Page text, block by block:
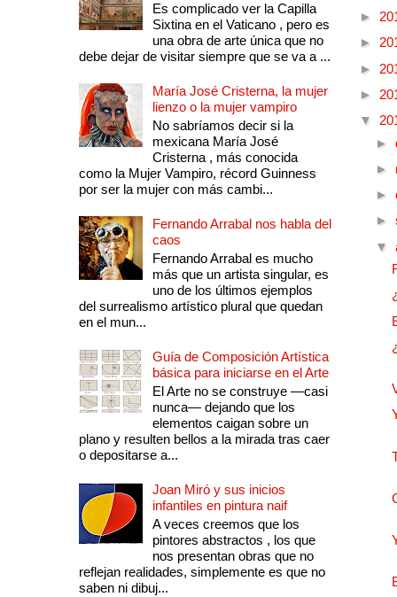
Es complicado ver la Capilla
Sixtina en el Vaticano , pero es
una obra de arte única que no
debe dejar de visitar siempre que se va a ...
María José Cristerna, la mujer
lienzo o la mujer vampiro
No sabríamos decir si la
mexicana María José
Cristerna , más conocida
como la Mujer Vampiro, récord Guinness
por ser la mujer con más cambi...
Fernando Arrabal nos habla del
caos
Fernando Arrabal es mucho
más que un artista singular, es
uno de los últimos ejemplos
del surrealismo artístico plural que quedan
en el mun...
Guía de Composición Artística
básica para iniciarse en el Arte
El Arte no se construye —casi
nunca— dejando que los
elementos caigan sobre un
plano y resulten bellos a la mirada tras caer
o depositarse a...
Joan Miró y sus inicios
infantiles en pintura naif
A veces creemos que los
pintores abstractos , los que
nos presentan obras que no
reflejan realidades, simplemente es que no
saben ni dibuj...
►
►
►
►
▼
►
►
►
►
▼